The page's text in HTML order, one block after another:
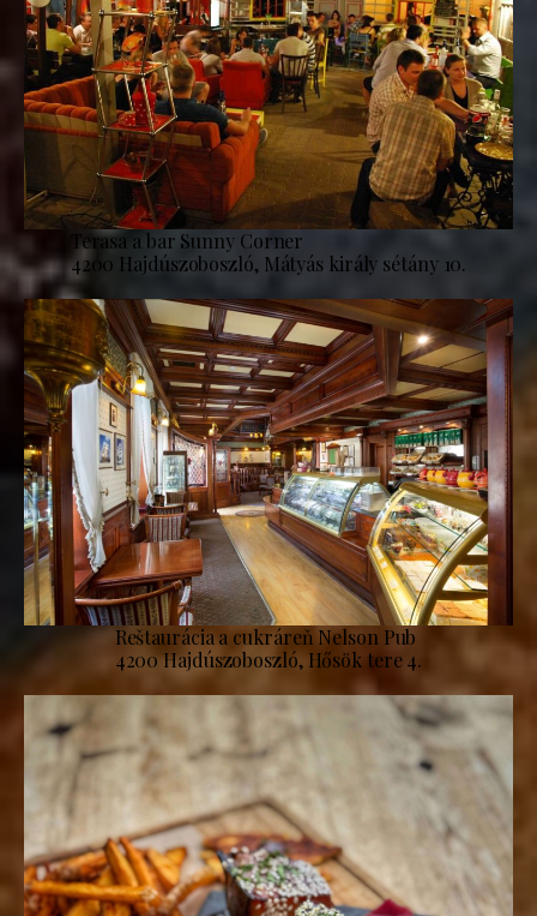
Terasa a bar Sunny Corner
4200 Hajdúszoboszló, Mátyás király sétány 10.
Reštaurácia a cukráreň Nelson Pub
4200 Hajdúszoboszló, Hősök tere 4.